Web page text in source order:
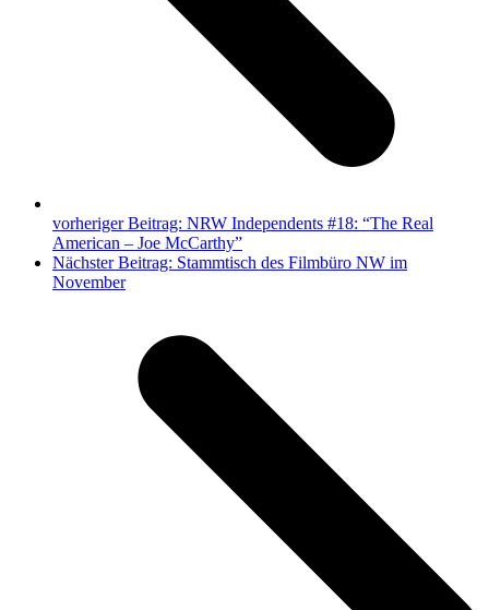
vorheriger Beitrag: NRW Independents #18: “The Real
American – Joe McCarthy”
Nächster Beitrag: Stammtisch des Filmbüro NW im
November